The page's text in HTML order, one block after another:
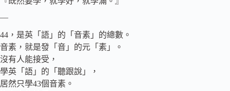
—
44，是英「語」的「音素」的總數。
音素，就是發「音」的元「素」。
沒有人能接受，
學英「語」的「聽跟說」，
居然只學43個音素。